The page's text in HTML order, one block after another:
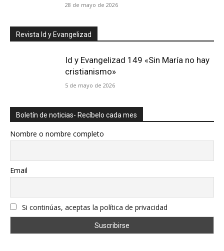
28 de mayo de 2026
Revista Id y Evangelizad
Id y Evangelizad 149 «Sin María no hay
cristianismo»
5 de mayo de 2026
Boletín de noticias- Recíbelo cada mes
Nombre o nombre completo
Email
Si continúas, aceptas la política de privacidad